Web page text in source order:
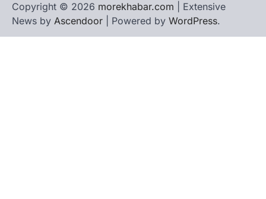
Copyright © 2026 morekhabar.com | Extensive
News by Ascendoor | Powered by WordPress.